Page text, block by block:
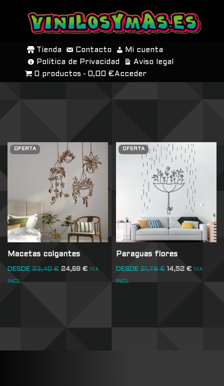
SALTAR
CONTENIDO
Tienda Contacto
Mi cuenta
Política de Privacidad
Aviso legal
0 productos
0,00 € Acceder
OFERTA
Macetas colgantes
DESDE 33,40€ 24,68 € IVA
INCL
OFERTA
Paraguas flores
DESDE 21,78€ 14,52€ IVA
INCL